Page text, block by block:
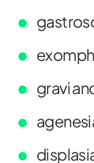
gravi